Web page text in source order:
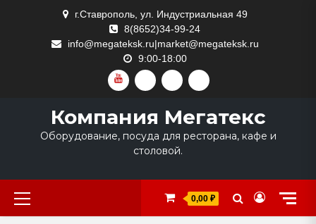
г.Ставрополь, ул. Индустриальная 49
8(8652)34-99-24
info@megateksk.ru|market@megateksk.ru
9:00-18:00
YOUTUBEVKVIDEORUTUBEDZEN
Компания Мегатекс
Оборудование, посуда для ресторана, кафе и
столовой.
Primary
Menu
0,00 ₽